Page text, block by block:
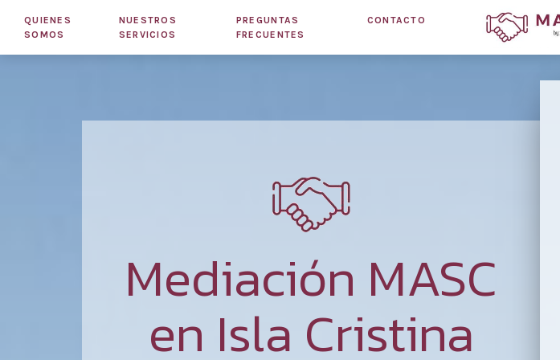
QUIENES
SOMOS
NUESTROS
SERVICIOS
PREGUNTAS
FRECUENTES
CONTACTO
Mediación MASC
en Isla Cristina